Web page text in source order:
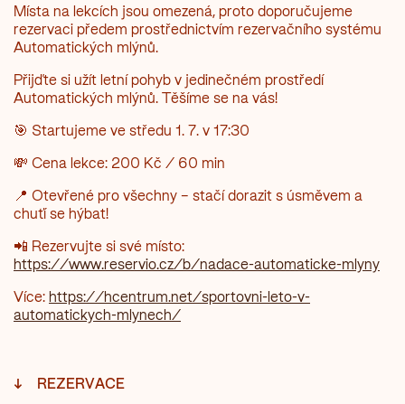
Místa na lekcích jsou omezená, proto doporučujeme
rezervaci předem prostřednictvím rezervačního systému
Automatických mlýnů.
Přijďte si užít letní pohyb v jedinečném prostředí
Automatických mlýnů. Těšíme se na vás!
🎯 Startujeme ve středu 1. 7. v 17:30
💸 Cena lekce: 200 Kč / 60 min
📍 Otevřené pro všechny – stačí dorazit s úsměvem a
chuťí se hýbat!
📲 Rezervujte si své místo:
https://www.reservio.cz/b/nadace-automaticke-mlyny
Více: https://hcentrum.net/sportovni-leto-v-
automatickych-mlynech/
↓ REZERVACE